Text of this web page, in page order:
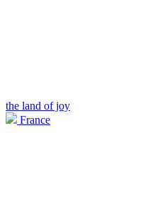
the land of joy
France